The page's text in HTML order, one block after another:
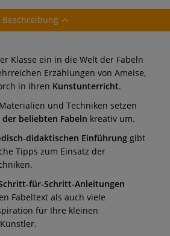
Beschreibung
Klasse ein in die Welt der Fabeln
Erzählungen von Ameise,
in Ihren Kunstunterricht.
und Techniken setzen
der beliebten Fabeln kreativ um.
didaktischen Einführung gibt
Tipps zum Einsatz der
für-Schritt-Anleitungen
Fabeltext als auch viele
für Ihre kleinen